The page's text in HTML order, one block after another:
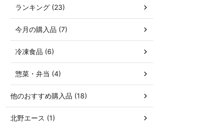
ランキング (23)
今月の購入品 (7)
冷凍食品 (6)
惣菜・弁当 (4)
他のおすすめ購入品 (18)
北野エース (1)